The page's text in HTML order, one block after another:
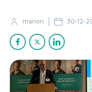
manon 30-12-